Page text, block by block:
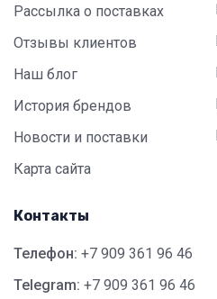
Рассылка о поставках
Отзывы клиентов
Наш блог
История брендов
Новости и поставки
Карта сайта
Контакты
Телефон: +7 909 361 96 46
Telegram: +7 909 361 96 46